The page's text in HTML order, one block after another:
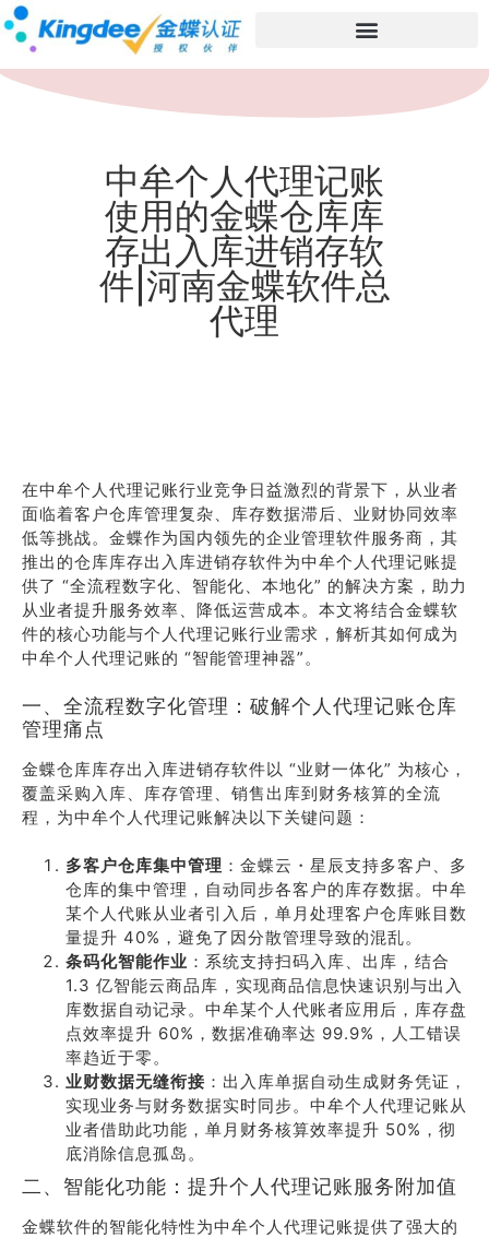
中牟个人代理记账
使用的金蝶仓库库
存出入库进销存软
件|河南金蝶软件总
代理
在中牟个人代理记账行业竞争日益激烈的背景下，从业者
面临着客户仓库管理复杂、库存数据滞后、业财协同效率
低等挑战。金蝶作为国内领先的企业管理软件服务商，其
推出的仓库库存出入库进销存软件为中牟个人代理记账提
供了 “全流程数字化、智能化、本地化” 的解决方案，助力
从业者提升服务效率、降低运营成本。本文将结合金蝶软
件的核心功能与个人代理记账行业需求，解析其如何成为
中牟个人代理记账的 “智能管理神器”。
一、全流程数字化管理：破解个人代理记账仓库
管理痛点
金蝶仓库库存出入库进销存软件以 “业财一体化” 为核心，
覆盖采购入库、库存管理、销售出库到财务核算的全流
程，为中牟个人代理记账解决以下关键问题：
多客户仓库集中管理 ：金蝶云・星辰支持多客户、多
仓库的集中管理，自动同步各客户的库存数据。中牟
某个人代账从业者引入后，单月处理客户仓库账目数
量提升 40%，避免了因分散管理导致的混乱。
条码化智能作业 ：系统支持扫码入库、出库，结合
1.3 亿智能云商品库，实现商品信息快速识别与出入
库数据自动记录。中牟某个人代账者应用后，库存盘
点效率提升 60%，数据准确率达 99.9%，人工错误
率趋近于零。
业财数据无缝衔接 ：出入库单据自动生成财务凭证，
实现业务与财务数据实时同步。中牟个人代理记账从
业者借助此功能，单月财务核算效率提升 50%，彻
底消除信息孤岛。
二、智能化功能：提升个人代理记账服务附加值
金蝶软件的智能化特性为中牟个人代理记账提供了强大的